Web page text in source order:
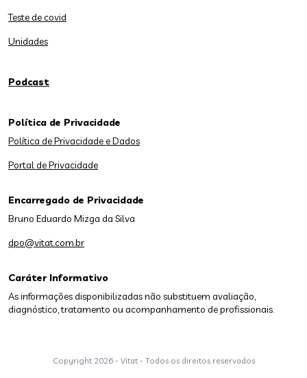
Teste de covid
Unidades
Podcast
Caráter Informativo
As informações disponibilizadas não substituem avaliação,
diagnóstico, tratamento ou acompanhamento de profissionais.
Política de Privacidade
Política de Privacidade e Dados
Portal de Privacidade
Encarregado de Privacidade
Bruno Eduardo Mizga da Silva
dpo@vitat.com.br
Copyright 2026 - Vitat - Todos os direitos reservados